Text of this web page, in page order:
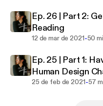
Ep. 26 | Part 2:
Reading
12 de mar de 2021-50
Ep. 25 | Part 1:
Human Design
25 de feb de 2021-57